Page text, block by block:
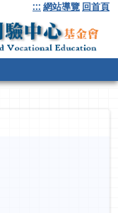
::: 網站導覽 回首頁